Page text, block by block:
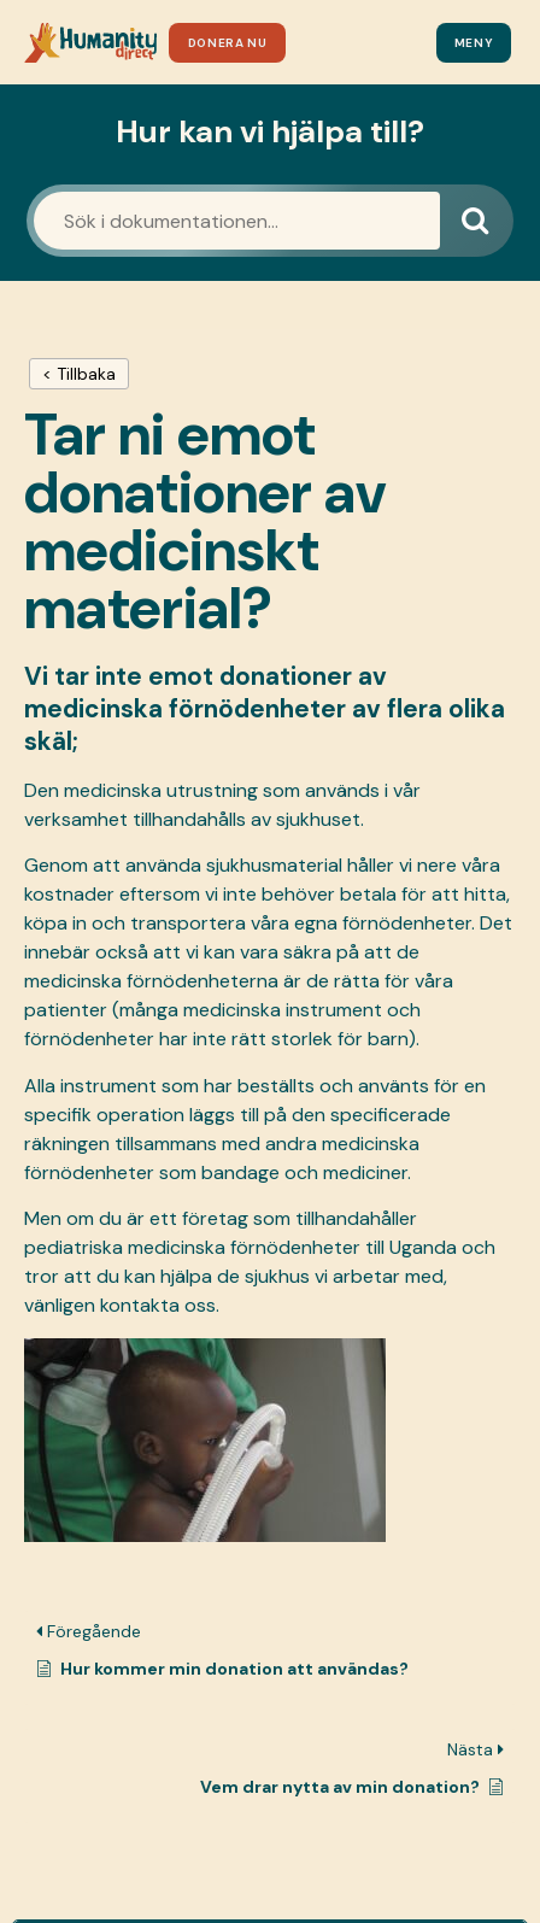
DONERA NU MENY
Hur kan vi hjälpa till?
< Tillbaka
Tar ni emot
donationer av
medicinskt
material?
Vi tar inte emot donationer av
medicinska förnödenheter av flera olika
skäl;
Den medicinska utrustning som används i vår
verksamhet tillhandahålls av sjukhuset.
Genom att använda sjukhusmaterial håller vi nere våra
kostnader eftersom vi inte behöver betala för att hitta,
köpa in och transportera våra egna förnödenheter. Det
innebär också att vi kan vara säkra på att de
medicinska förnödenheterna är de rätta för våra
patienter (många medicinska instrument och
förnödenheter har inte rätt storlek för barn).
Alla instrument som har beställts och använts för en
specifik operation läggs till på den specificerade
räkningen tillsammans med andra medicinska
förnödenheter som bandage och mediciner.
Men om du är ett företag som tillhandahåller
pediatriska medicinska förnödenheter till Uganda och
tror att du kan hjälpa de sjukhus vi arbetar med,
vänligenkontakta oss.
Föregående
Hur kommer min donation att användas?
Nästa
Vem drar nytta av min donation?